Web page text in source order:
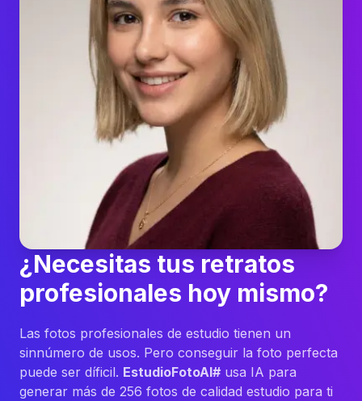
¿Necesitas tus retratos
profesionales hoy mismo?
Las fotos profesionales de estudio tienen un
sinnúmero de usos. Pero conseguir la foto perfecta
puede ser díficil. EstudioFotoAI# usa IA para
generar más de 256 fotos de calidad estudio para ti